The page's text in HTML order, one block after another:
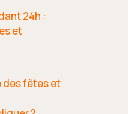
24h :
et
des fêtes et